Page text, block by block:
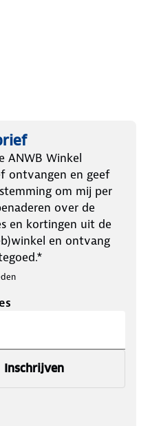
ANWB Winkel
ontvangen en geef
om mij per
over de
en kortingen uit de
en ontvang
Inschrijven